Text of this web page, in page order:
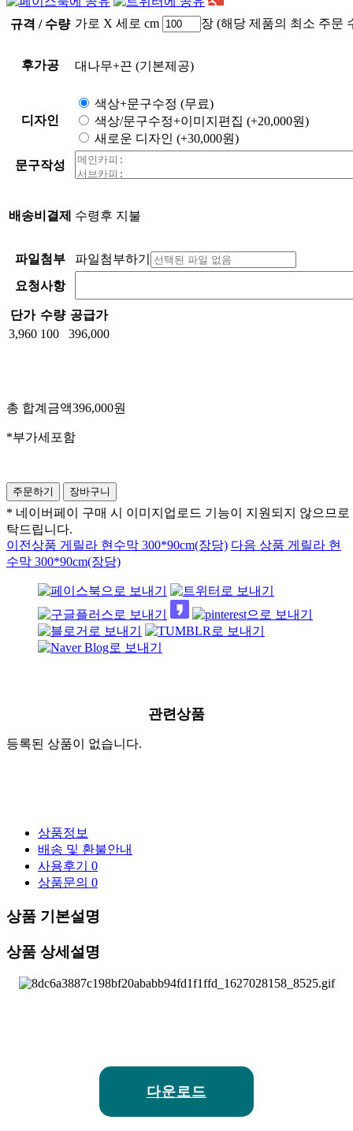
규격 / 수량 가로 X 세로 cm 장 (해당 제품의 최소 주문
후가공 대나무+끈 (기본제공)
디자인
색상+문구수정 (무료)
색상/문구수정+이미지편집 (+20,000원)
새로운 디자인 (+30,000원)
문구작성
배송비결제 수령후 지불
파일첨부
파일첨부하기
요청사항
단가 수량 공급가
3,960 100 396,000
총 합계금액396,000원
*부가세포함
* 네이버페이 구매 시 이미지업로드 기능이 지원되지 않으므
탁드립니다.
이전상품 게릴라 현수막 300*90cm(장당) 다음 상품 게릴라 현
수막 300*90cm(장당)
관련상품
등록된 상품이 없습니다.
상품정보
배송 및 환불안내
사용후기 0
상품문의 0
상품 기본설명
상품 상세설명
다운로드